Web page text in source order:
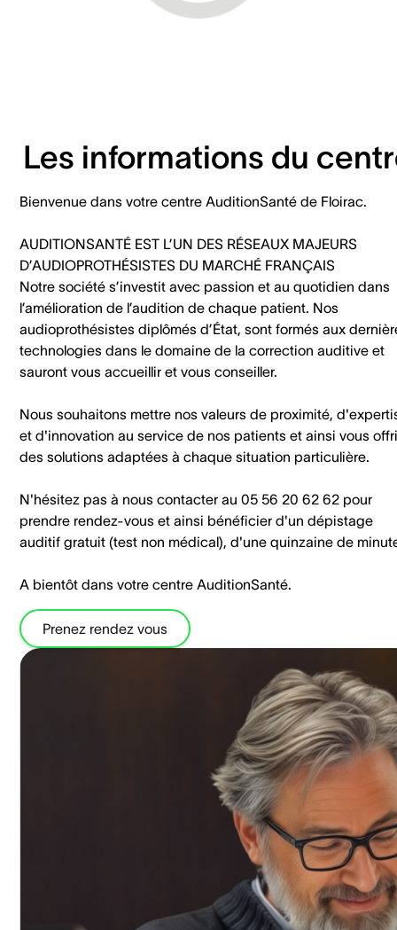
Les informations du
Bienvenue dans votre centre AuditionSanté de Floirac.
AUDITIONSANTÉ EST L’UN DES RÉSEAUX MAJEURS
D’AUDIOPROTHÉSISTES DU MARCHÉ FRANÇAIS
Notre société s’investit avec passion et au quotidien dans
l’amélioration de l’audition de chaque patient. Nos
audioprothésistes diplômés d’État, sont formés aux
technologies dans le domaine de la correction auditive et
sauront vous accueillir et vous conseiller.
Nous souhaitons mettre nos valeurs de proximité,
et d'innovation au service de nos patients et ainsi vous
des solutions adaptées à chaque situation particulière.
N'hésitez pas à nous contacter au 05 56 20 62 62 pour
prendre rendez-vous et ainsi bénéficier d'un dépistage
auditif gratuit (test non médical), d'une quinzaine de
A bientôt dans votre centre AuditionSanté.
Prenez rendez vous